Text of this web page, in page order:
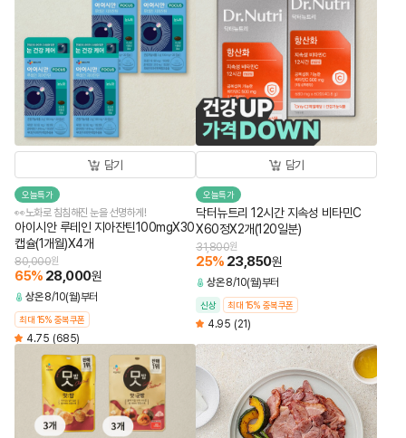
담기
오늘특가
👀노화로 침침해진 눈을 선명하게!
아이시안 루테인 지아잔틴100mgX30
캡슐(1개월)X4개
80,000원
65% 28,000원
상온 8/10(월)부터
최대 15% 중복쿠폰
4.75 (685)
담기
오늘특가
닥터뉴트리 12시간 지속성 비타민C
X60정X2개(120일분)
31,800원
25% 23,850원
상온 8/10(월)부터
신상 최대 15% 중복쿠폰
4.95 (21)